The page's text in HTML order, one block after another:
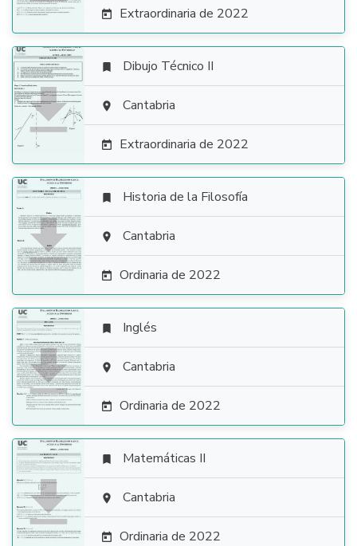
 Extraordinaria de 2022

 Dibujo Técnico II
 Cantabria
 Extraordinaria de 2022

 Historia de la Filosofía
 Cantabria
 Ordinaria de 2022

 Inglés
 Cantabria
 Ordinaria de 2022

 Matemáticas II
 Cantabria
 Ordinaria de 2022